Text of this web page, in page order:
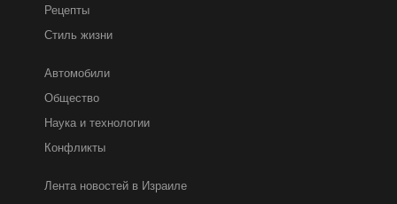
Рецепты
Стиль жизни
Автомобили
Общество
Наука и технологии
Конфликты
Лента новостей в Израиле